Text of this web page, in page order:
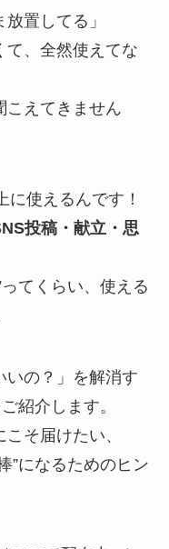
置してる」
て、全然使えてな
こえてきません
使えるんです！
投稿・献立・思
てくらい、使える
いの？」を解消す
紹介します。
そ届けたい、
”になるためのヒン